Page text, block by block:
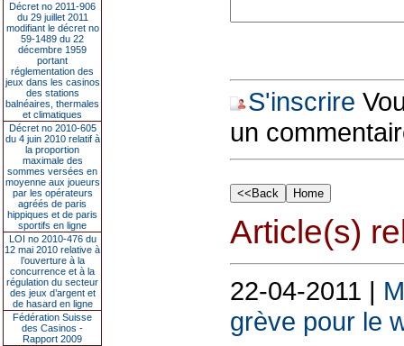
Décret no 2011-906
du 29 juillet 2011
modifiant le décret no
59-1489 du 22
décembre 1959
portant
réglementation des
jeux dans les casinos
des stations
balnéaires, thermales
et climatiques
Décret no 2010-605
du 4 juin 2010 relatif à
la proportion
maximale des
sommes versées en
moyenne aux joueurs
par les opérateurs
agréés de paris
hippiques et de paris
sportifs en ligne
LOI no 2010-476 du
12 mai 2010 relative à
l’ouverture à la
concurrence et à la
régulation du secteur
des jeux d’argent et
de hasard en ligne
Fédération Suisse
des Casinos -
Rapport 2009
S'inscrire
un
Article(s)
22-04-2011 |
grève pour le